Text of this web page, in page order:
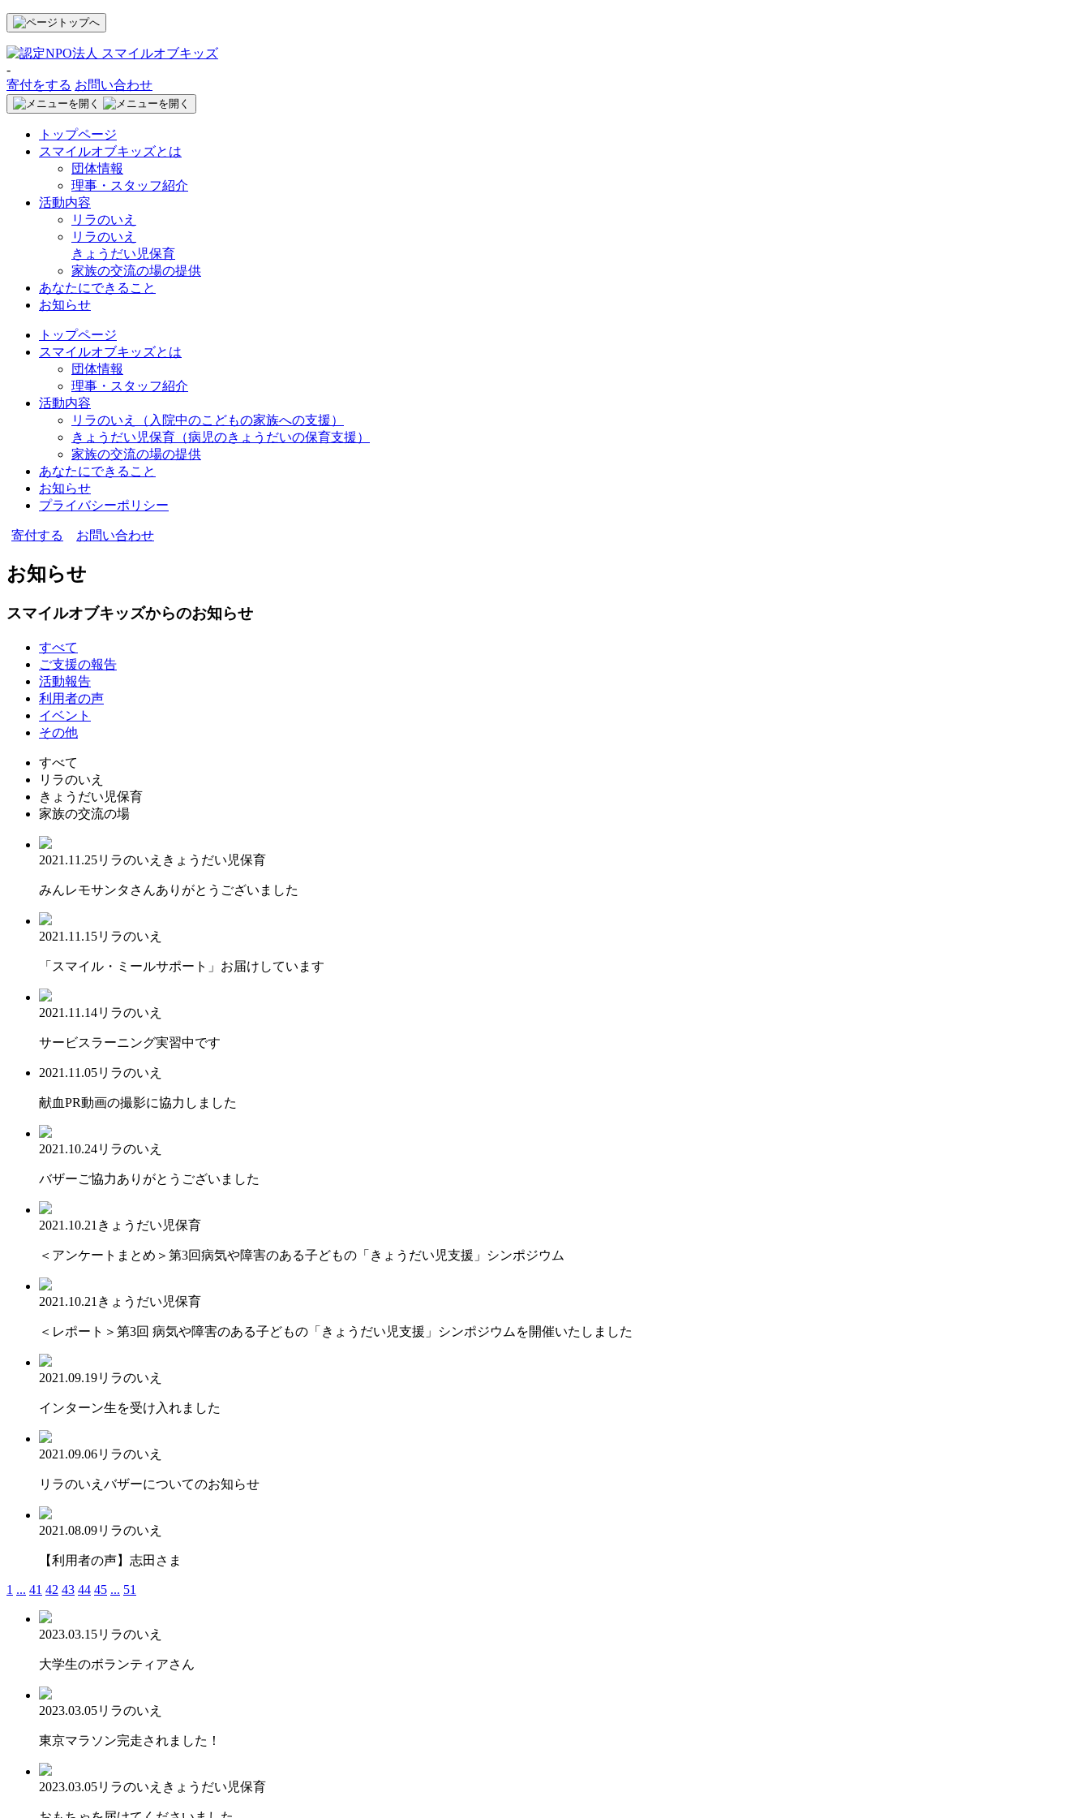
-
寄付をする お問い合わせ
トップページ
スマイルオブキッズとは
団体情報
理事・スタッフ紹介
活動内容
リラのいえ
リラのいえ
きょうだい児保育
家族の交流の場の提供
あなたにできること
お知らせ
トップページ
スマイルオブキッズとは
団体情報
理事・スタッフ紹介
活動内容
リラのいえ
（入院中のこどもの家族への支援）
きょうだい児保育 （病児のきょうだいの保育支援）
家族の交流の場の提供
あなたにできること
お知らせ
プライバシーポリシー
寄付する お問い合わせ
お知らせ
スマイルオブキッズからのお知らせ
すべて
ご支援の報告
活動報告
利用者の声
イベント
その他
すべて
リラのいえ
きょうだい児保育
家族の交流の場
2021.11.25リラのいえ きょうだい児保育
みんレモサンタさんありがとうございました
2021.11.15リラのいえ
「スマイル・ミールサポート」お届けしています
2021.11.14リラのいえ
サービスラーニング実習中です
2021.11.05リラのいえ
献血PR動画の撮影に協力しました
2021.10.24リラのいえ
バザーご協力ありがとうございました
2021.10.21 きょうだい児保育
＜アンケートまとめ＞第3回病気や障害のある子どもの「きょうだい児支援」シンポジウム
2021.10.21 きょうだい児保育
＜レポート＞第3回 病気や障害のある子どもの「きょうだい児支援」シンポジウムを開催いたしました
2021.09.19リラのいえ
インターン生を受け入れました
2021.09.06リラのいえ
リラのいえバザーについてのお知らせ
2021.08.09リラのいえ
【利用者の声】志田さま
1 ... 41 42 43 44 45 ... 51
2023.03.15リラのいえ
大学生のボランティアさん
2023.03.05リラのいえ
東京マラソン完走されました！
2023.03.05リラのいえ きょうだい児保育